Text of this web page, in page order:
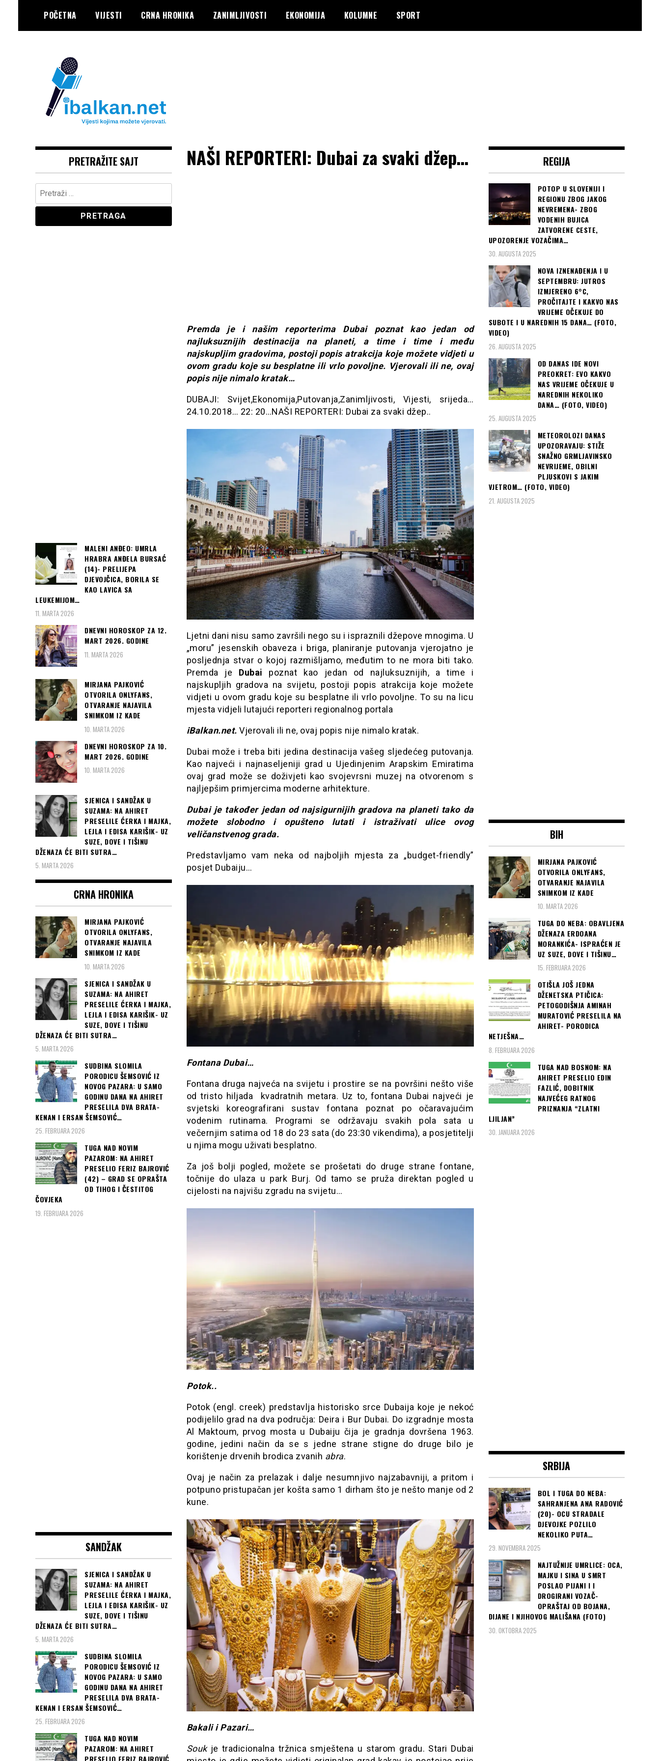
content
POČETNA VIJESTI CRNA HRONIKA ZANIMLJIVOSTI EKONOMIJA KOLUMNE SPORT
IBALKAN
NAŠI REPORTERI: Dubai za svaki džep…
Premda je i našim reporterima Dubai poznat kao jedan od
najluksuznijih destinacija na planeti, a time i time i među
najskupljim gradovima, postoji popis atrakcija koje možete vidjeti u
ovom gradu koje su besplatne ili vrlo povoljne. Vjerovali ili ne, ovaj
popis nije nimalo kratak…
DUBAJI: Svijet,Ekonomija,Putovanja,Zanimljivosti, Vijesti, srijeda…
24.10.2018… 22: 20…NAŠI REPORTERI: Dubai za svaki džep..
Ljetni dani nisu samo završili nego su i ispraznili džepove mnogima. U
„moru” jesenskih obaveza i briga, planiranje putovanja vjerojatno je
posljednja stvar o kojoj razmišljamo, međutim to ne mora biti tako.
Premda je Dubai poznat kao jedan od najluksuznijih, a time i
najskupljih gradova na svijetu, postoji popis atrakcija koje možete
vidjeti u ovom gradu koje su besplatne ili vrlo povoljne. To su na licu
mjesta vidjeli lutajući reporteri regionalnog portala
iBalkan.net. Vjerovali ili ne, ovaj popis nije nimalo kratak.
Dubai može i treba biti jedina destinacija vašeg sljedećeg putovanja.
Kao najveći i najnaseljeniji grad u Ujedinjenim Arapskim Emiratima
ovaj grad može se doživjeti kao svojevrsni muzej na otvorenom s
najljepšim primjercima moderne arhitekture.
Dubai je također jedan od najsigurnijih gradova na planeti tako da
možete slobodno i opušteno lutati i istraživati ulice ovog
veličanstvenog grada.
Predstavljamo vam neka od najboljih mjesta za „budget-friendly”
posjet Dubaiju…
Fontana Dubai…
Fontana druga najveća na svijetu i prostire se na površini nešto više
od tristo hiljada kvadratnih metara. Uz to, fontana Dubai najveći je
svjetski koreografirani sustav fontana poznat po očaravajućim
vodenim rutinama. Programi se održavaju svakih pola sata u
večernjim satima od 18 do 23 sata (do 23:30 vikendima), a posjetitelji
u njima mogu uživati besplatno.
Za još bolji pogled, možete se prošetati do druge strane fontane,
točnije do ulaza u park Burj. Od tamo se pruža direktan pogled u
cijelosti na najvišu zgradu na svijetu…
Potok..
Potok (engl. creek) predstavlja historisko srce Dubaija koje je nekoć
podijelilo grad na dva područja: Deira i Bur Dubai. Do izgradnje mosta
Al Maktoum, prvog mosta u Dubaiju čija je gradnja dovršena 1963.
godine, jedini način da se s jedne strane stigne do druge bilo je
korištenje drvenih brodica zvanih abra.
Ovaj je način za prelazak i dalje nesumnjivo najzabavniji, a pritom i
potpuno pristupačan jer košta samo 1 dirham što je nešto manje od 2
kune.
Bakali i Pazari…
Soukje tradicionalna tržnica smještena u starom gradu. Stari Dubai
PRETRAŽITE SAJT
Pretraga:
MALENI ANĐEO: UMRLA
HRABRA ANĐELA BURSAĆ
(14)- PRELIJEPA
DJEVOJČICA, BORILA SE
KAO LAVICA SA
LEUKEMIJOM…
11. MARTA 2026
DNEVNI HOROSKOP ZA 12.
MART 2026. GODINE
11. MARTA 2026
MIRJANA PAJKOVIĆ
OTVORILA ONLYFANS,
OTVARANJE NAJAVILA
SNIMKOM IZ KADE
10. MARTA 2026
DNEVNI HOROSKOP ZA 10.
MART 2026. GODINE
10. MARTA 2026
SJENICA I SANDŽAK U
SUZAMA: NA AHIRET
PRESELILE ĆERKA I MAJKA,
LEJLA I EDISA KARIŠIK- UZ
SUZE, DOVE I TIŠINU
DŽENAZA ĆE BITI SUTRA…
5. MARTA 2026
CRNA HRONIKA
MIRJANA PAJKOVIĆ
OTVORILA ONLYFANS,
OTVARANJE NAJAVILA
SNIMKOM IZ KADE
10. MARTA 2026
SJENICA I SANDŽAK U
SUZAMA: NA AHIRET
PRESELILE ĆERKA I MAJKA,
LEJLA I EDISA KARIŠIK- UZ
SUZE, DOVE I TIŠINU
DŽENAZA ĆE BITI SUTRA…
5. MARTA 2026
SUDBINA SLOMILA
PORODICU ŠEMSOVIĆ IZ
NOVOG PAZARA: U SAMO
GODINU DANA NA AHIRET
PRESELILA DVA BRATA-
KENAN I ERSAN ŠEMSOVIĆ…
25. FEBRUARA 2026
TUGA NAD NOVIM
PAZAROM: NA AHIRET
PRESELIO FERIZ BAJROVIĆ
(42) – GRAD SE OPRAŠTA
OD TIHOG I ČESTITOG
ČOVJEKA
19. FEBRUARA 2026
SANDŽAK
SJENICA I SANDŽAK U
SUZAMA: NA AHIRET
PRESELILE ĆERKA I MAJKA,
LEJLA I EDISA KARIŠIK- UZ
SUZE, DOVE I TIŠINU
DŽENAZA ĆE BITI SUTRA…
5. MARTA 2026
SUDBINA SLOMILA
PORODICU ŠEMSOVIĆ IZ
NOVOG PAZARA: U SAMO
GODINU DANA NA AHIRET
PRESELILA DVA BRATA-
KENAN I ERSAN ŠEMSOVIĆ…
25. FEBRUARA 2026
TUGA NAD NOVIM
PAZAROM: NA AHIRET
REGIJA
POTOP U SLOVENIJI I
REGIONU ZBOG JAKOG
NEVREMENA- ZBOG
VODENIH BUJICA
ZATVORENE CESTE,
UPOZORENJE VOZAČIMA…
30. AUGUSTA 2025
NOVA IZNENAĐENJA I U
SEPTEMBRU: JUTROS
IZMJERENO 6°C,
PROČITAJTE I KAKVO NAS
VRIJEME OČEKUJE DO
SUBOTE I U NAREDNIH 15 DANA… (FOTO,
VIDEO)
26. AUGUSTA 2025
OD DANAS IDE NOVI
PREOKRET: EVO KAKVO
NAS VRIJEME OČEKUJE U
NAREDNIH NEKOLIKO
DANA… (FOTO, VIDEO)
25. AUGUSTA 2025
METEOROLOZI DANAS
UPOZORAVAJU: STIŽE
SNAŽNO GRMLJAVINSKO
NEVRIJEME, OBILNI
PLJUSKOVI S JAKIM
VJETROM… (FOTO, VIDEO)
21. AUGUSTA 2025
BIH
MIRJANA PAJKOVIĆ
OTVORILA ONLYFANS,
OTVARANJE NAJAVILA
SNIMKOM IZ KADE
10. MARTA 2026
TUGA DO NEBA: OBAVLJENA
DŽENAZA ERDOANA
MORANKIĆA- ISPRAĆEN JE
UZ SUZE, DOVE I TIŠINU…
15. FEBRUARA 2026
OTIŠLA JOŠ JEDNA
DŽENETSKA PTIČICA:
PETOGODIŠNJA AMINAH
MURATOVIĆ PRESELILA NA
AHIRET- PORODICA
NETJEŠNA…
8. FEBRUARA 2026
TUGA NAD BOSNOM: NA
AHIRET PRESELIO EDIN
FAZLIĆ, DOBITNIK
NAJVEĆEG RATNOG
PRIZNANJA “ZLATNI
LJILJAN”
30. JANUARA 2026
SRBIJA
BOL I TUGA DO NEBA:
SAHRANJENA ANA RADOVIĆ
(20)- OCU STRADALE
DJEVOJKE POZLILO
NEKOLIKO PUTA…
29. NOVEMBRA 2025
NAJTUŽNIJE UMRLICE: OCA,
MAJKU I SINA U SMRT
POSLAO PIJANI I I
DROGIRANI VOZAČ-
OPRAŠTAJ OD BOJANA,
DIJANE I NJIHOVOG MALIŠANA (FOTO)
30. OKTOBRA 2025